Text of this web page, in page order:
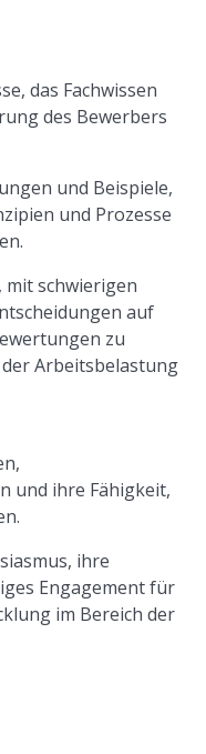
das Fachwissen
des Bewerbers
und Beispiele,
und Prozesse
schwierigen
auf
zu
Arbeitsbelastung
und ihre Fähigkeit,
ihre
Engagement für
im Bereich der